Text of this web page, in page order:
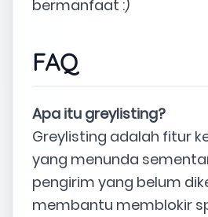
bermanfaat :)
FAQ
Apa itu greylisting?
Greylisting adalah fitur
yang menunda
pengirim yang belum
membantu memblokir